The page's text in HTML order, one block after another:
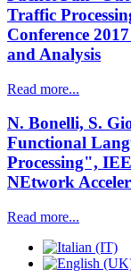
Traffic
Conference
and Analysis
Read more...
N. Bonelli, S.
Functional
Processing",
NEtwork
Read more...